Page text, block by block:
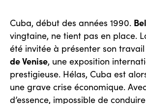
Cuba, début des années 1990.
vingtaine, ne tient pas en place.
été invitée à présenter son
de Venise, une exposition
prestigieuse. Hélas, Cuba est
une grave crise économique.
d’essence, impossible de